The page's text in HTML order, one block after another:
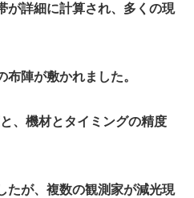
が詳細に計算され、多くの現
陣が敷かれました。​
、機材とタイミングの精度
たが、複数の観測家が減光現